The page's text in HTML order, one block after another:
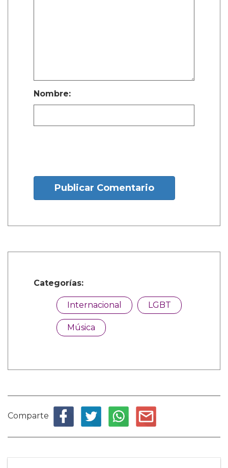
Nombre:
Publicar Comentario
Categorías:
Internacional LGBT
Música
Comparte